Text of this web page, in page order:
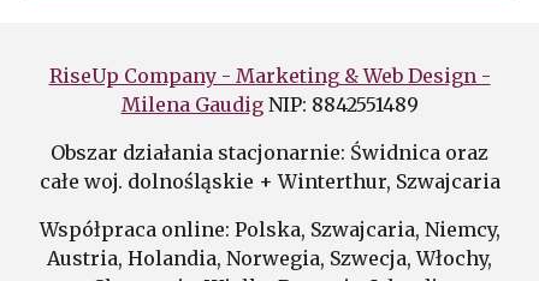
RiseUp Company - Marketing & Web Design -
Milena Gaudig NIP: 8842551489
Obszar działania stacjonarnie: Świdnica oraz
całe woj. dolnośląskie + Winterthur, Szwajcaria
Współpraca online: Polska, Szwajcaria, Niemcy,
Austria, Holandia, Norwegia, Szwecja, Włochy,